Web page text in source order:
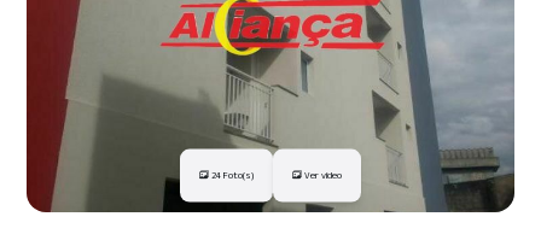
24 Foto(s) Ver vídeo